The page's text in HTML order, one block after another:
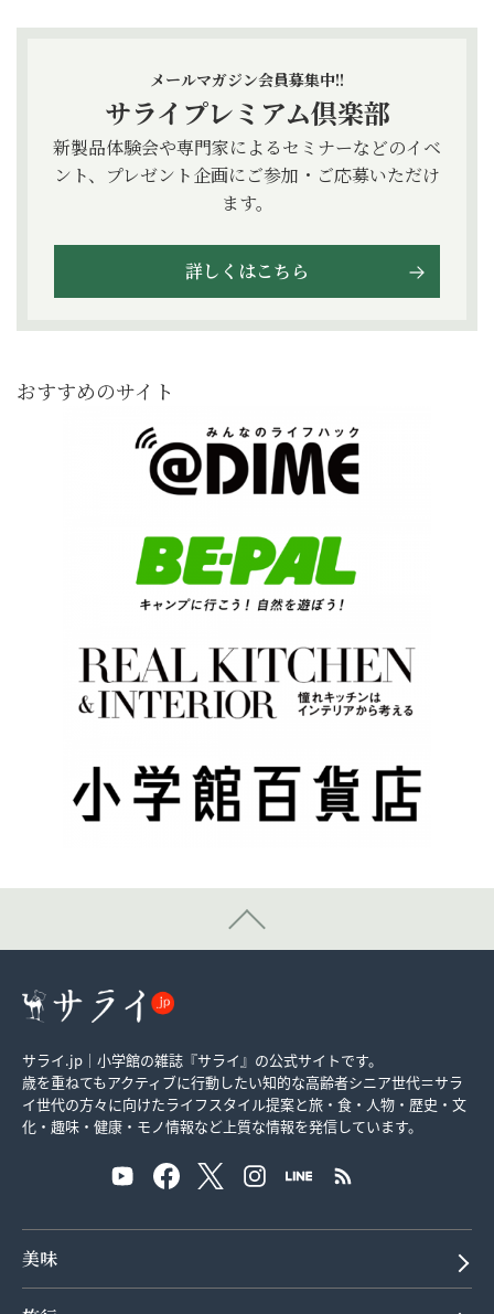
メールマガジン会員募集中!!
サライプレミアム倶楽部
新製品体験会や専門家によるセミナーなどのイベ
ント、プレゼント企画にご参加・ご応募いただけ
ます。
詳しくはこちら
おすすめのサイト
サライ.jp｜小学館の雑誌『サライ』の公式サイトです。
歳を重ねてもアクティブに行動したい知的な高齢者シニア世代＝サラ
イ世代の方々に向けたライフスタイル提案と旅・食・人物・歴史・文
化・趣味・健康・モノ情報など上質な情報を発信しています。
美味